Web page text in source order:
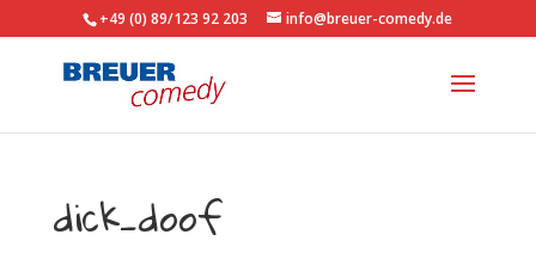
+49 (0) 89/123 92 203 info@breuer-comedy.de
dick_doof